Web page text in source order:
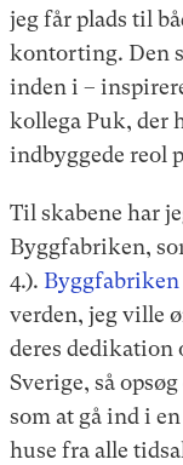
jeg får plads til
kontorting. Den
inden i –
kollega Puk, der
indbyggede reol
Til skabene har
Byggfabriken,
4.). Byggfabriken
verden, jeg ville
deres dedikation
Sverige, så
som at gå ind i
huse fra alle